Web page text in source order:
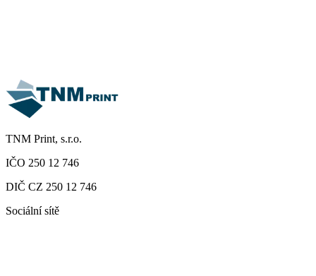
TNM Print, s.r.o.
IČO 250 12 746
DIČ CZ 250 12 746
Sociální sítě